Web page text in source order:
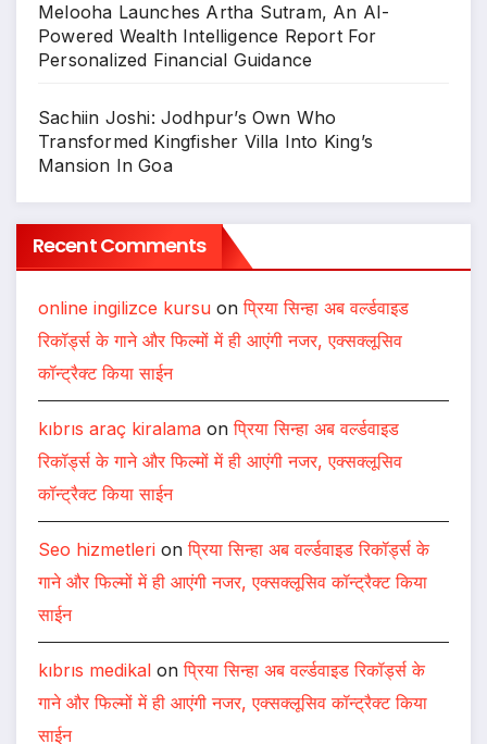
Melooha Launches Artha Sutram, An AI-
Powered Wealth Intelligence Report For
Personalized Financial Guidance
Sachiin Joshi: Jodhpur’s Own Who
Transformed Kingfisher Villa Into King’s
Mansion In Goa
Recent Comments
online ingilizce kursu onप्रिया सिन्हा अब वर्ल्डवाइड
रिकॉर्ड्स के गाने और फिल्मों में ही आएंगी नजर, एक्सक्लूसिव
कॉन्ट्रैक्ट किया साईन
kıbrıs araç kiralama onप्रिया सिन्हा अब वर्ल्डवाइड
रिकॉर्ड्स के गाने और फिल्मों में ही आएंगी नजर, एक्सक्लूसिव
कॉन्ट्रैक्ट किया साईन
Seo hizmetleri onप्रिया सिन्हा अब वर्ल्डवाइड रिकॉर्ड्स के
गाने और फिल्मों में ही आएंगी नजर, एक्सक्लूसिव कॉन्ट्रैक्ट किया
साईन
kıbrıs medikal onप्रिया सिन्हा अब वर्ल्डवाइड रिकॉर्ड्स के
गाने और फिल्मों में ही आएंगी नजर, एक्सक्लूसिव कॉन्ट्रैक्ट किया
साईन